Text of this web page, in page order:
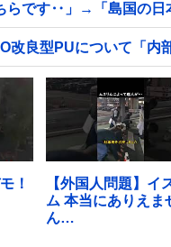
らです‥」→「島国の日
改良型PUについて「内
！
【外国人問題】イ
ム 本当にありえま
ん…